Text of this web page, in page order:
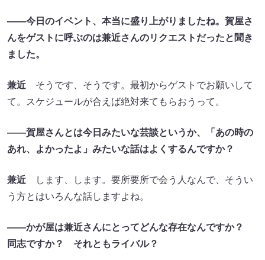
――今日のイベント、本当に盛り上がりましたね。賀屋さ
んをゲストに呼ぶのは兼近さんのリクエストだったと聞き
ました。
兼近 そうです、そうです。最初からゲストでお願いして
て。スケジュールが合えば絶対来てもらおうって。
――賀屋さんとは今日みたいな芸談というか、「あの時の
あれ、よかったよ」みたいな話はよくするんですか？
兼近 します、します。要所要所で会う人なんで、そうい
う方とはいろんな話しますよね。
――かが屋は兼近さんにとってどんな存在なんですか？
同志ですか？ それともライバル？